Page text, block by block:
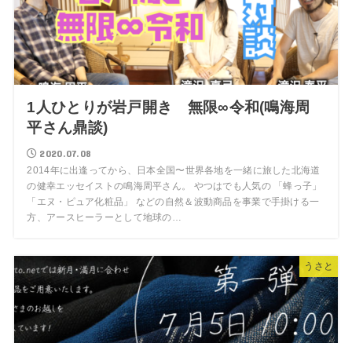
1人ひとりが岩戸開き 無限∞令和(鳴海周
平さん鼎談)
2020.07.08
2014年に出逢ってから、日本全国〜世界各地を一緒に旅した北海道
の健幸エッセイストの鳴海周平さん。 やつはでも人気の 「蜂っ子」
「エヌ・ピュア化粧品」 などの自然＆波動商品を事業で手掛ける一
方、アースヒーラーとして地球の…
うさと